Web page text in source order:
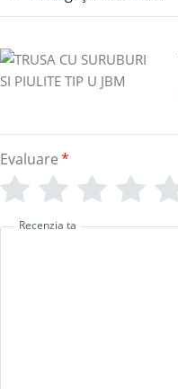
Evaluare*
Recenzia ta